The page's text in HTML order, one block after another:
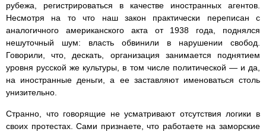
рубежа, регистрироваться в качестве иностранных агентов.
Несмотря на то что наш закон практически переписан с
аналогичного американского акта от 1938 года, поднялся
нешуточный шум: власть обвинили в нарушении свобод.
Говорили, что, дескать, организация занимается поднятием
уровня русской же культуры, в том числе политической — и да,
на иностранные деньги, а ее заставляют именоваться столь
унизительно.
Странно, что говорящие не усматривают отсутствия логики в
своих протестах. Сами признаете, что работаете на заморские